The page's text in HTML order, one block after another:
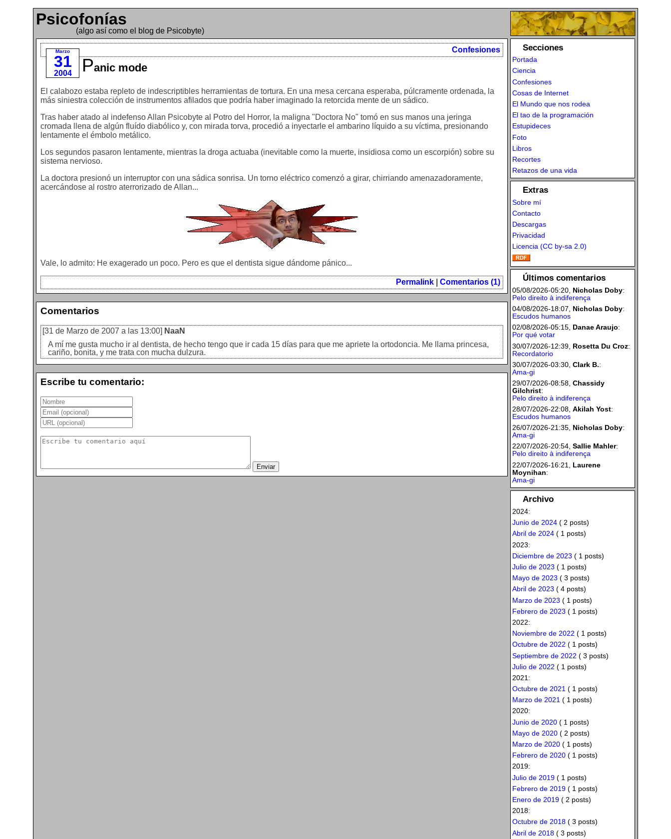
Psicofonías
(algo así como el blog de Psicobyte)
Marzo
31
2004
Confesiones
Panic mode
El calabozo estaba repleto de indescriptibles herramientas de tortura. En una mesa cercana esperaba, púlcramente ordenada, la
más siniestra colección de instrumentos afilados que podría haber imaginado la retorcida mente de un sádico.
Tras haber atado al indefenso Allan Psicobyte al Potro del Horror, la maligna "Doctora No" tomó en sus manos una jeringa
cromada llena de algún fluído diabólico y, con mirada torva, procedió a inyectarle el ambarino líquido a su víctima, presionando
lentamente el émbolo metálico.
Los segundos pasaron lentamente, mientras la droga actuaba (inevitable como la muerte, insidiosa como un escorpión) sobre su
sistema nervioso.
La doctora presionó un interruptor con una sádica sonrisa. Un torno eléctrico comenzó a girar, chirriando amenazadoramente,
acercándose al rostro aterrorizado de Allan...
Vale, lo admito: He exagerado un poco. Pero es que el dentista sigue dándome pánico...
Permalink Comentarios (1)
Comentarios
[31 de Marzo de 2007 a las 13:00] NaaN
A mí me gusta mucho ir al dentista, de hecho tengo que ir cada 15 días para que me apriete la ortodoncia. Me llama princesa,
cariño, bonita, y me trata con mucha dulzura.
Escribe tu comentario:
Secciones
Portada
Ciencia
Confesiones
Cosas de Internet
El Mundo que nos rodea
El tao de la programación
Estupideces
Foto
Libros
Recortes
Retazos de una vida
Extras
Sobre mí
Contacto
Descargas
Privacidad
Licencia (CC by-sa 2.0)
Últimos comentarios
05/08/2026-05:20, Nicholas Doby:
Pelo direito à indiferença
04/08/2026-18:07, Nicholas Doby:
Escudos humanos
02/08/2026-05:15, Danae Araujo:
Por qué votar
30/07/2026-12:39, Rosetta Du Croz:
Recordatorio
30/07/2026-03:30, Clark B.:
Ama-gi
29/07/2026-08:58, Chassidy
Gilchrist:
Pelo direito à indiferença
28/07/2026-22:08, Akilah Yost:
Escudos humanos
26/07/2026-21:35, Nicholas Doby:
Ama-gi
22/07/2026-20:54, Sallie Mahler:
Pelo direito à indiferença
22/07/2026-16:21, Laurene
Moynihan:
Ama-gi
Archivo
2024:
Junio de 2024( 2 posts)
Abril de 2024( 1 posts)
2023:
Diciembre de 2023 ( 1 posts)
Julio de 2023 ( 1 posts)
Mayo de 2023 ( 3 posts)
Abril de 2023 ( 4 posts)
Marzo de 2023 ( 1 posts)
Febrero de 2023 ( 1 posts)
2022:
Noviembre de 2022 ( 1 posts)
Octubre de 2022 ( 1 posts)
Septiembre de 2022 ( 3 posts)
Julio de 2022 ( 1 posts)
2021:
Octubre de 2021 ( 1 posts)
Marzo de 2021( 1 posts)
2020:
Junio de 2020( 1 posts)
Mayo de 2020( 2 posts)
Marzo de 2020( 1 posts)
Febrero de 2020( 1 posts)
2019:
Julio de 2019( 1 posts)
Febrero de 2019( 1 posts)
Enero de 2019( 2 posts)
2018:
Octubre de 2018( 3 posts)
Abril de 2018( 3 posts)